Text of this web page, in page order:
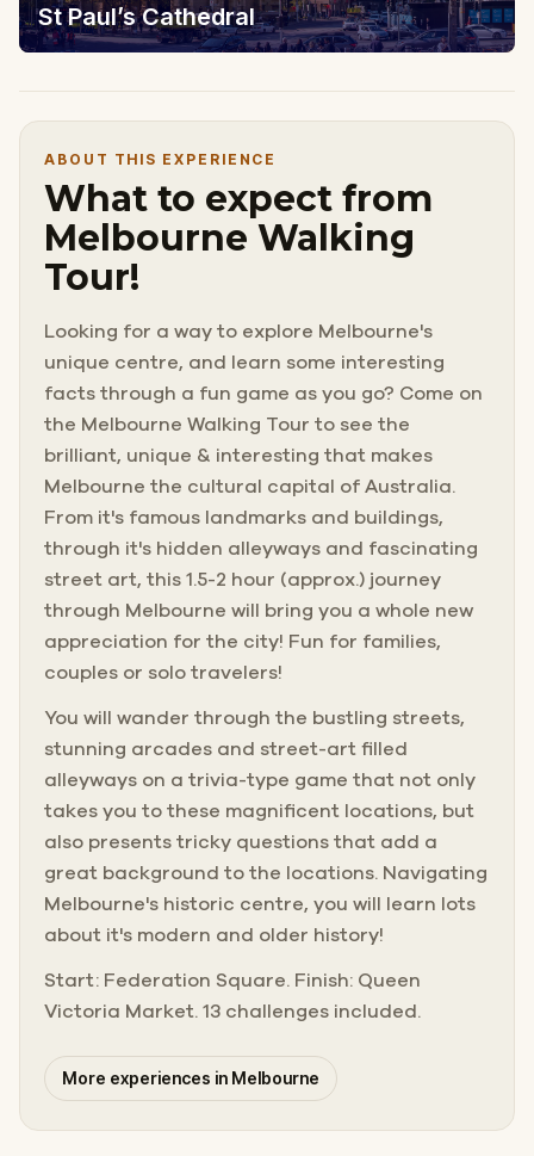
St Paul’s Cathedral
ABOUT THIS EXPERIENCE
What to expect from
Melbourne Walking
Tour!
Looking for a way to explore Melbourne's
unique centre, and learn some interesting
facts through a fun game as you go? Come on
the Melbourne Walking Tour to see the
brilliant, unique & interesting that makes
Melbourne the cultural capital of Australia.
From it's famous landmarks and buildings,
through it's hidden alleyways and fascinating
street art, this 1.5-2 hour (approx.) journey
through Melbourne will bring you a whole new
appreciation for the city! Fun for families,
couples or solo travelers!
You will wander through the bustling streets,
stunning arcades and street-art filled
alleyways on a trivia-type game that not only
takes you to these magnificent locations, but
also presents tricky questions that add a
great background to the locations. Navigating
Melbourne's historic centre, you will learn lots
about it's modern and older history!
Start: Federation Square. Finish: Queen
Victoria Market. 13 challenges included.
More experiences in Melbourne